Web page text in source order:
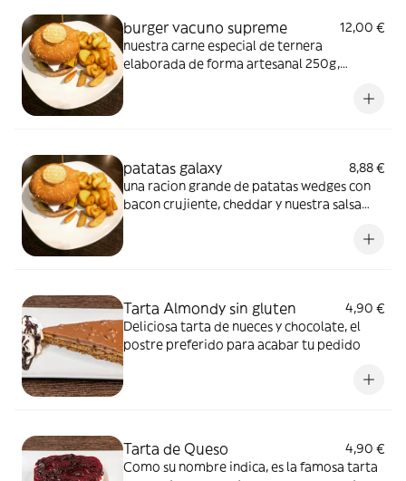
burger vacuno supreme
12,00 €
nuestra carne especial de ternera
elaborada de forma artesanal 250g,
patatas galaxy
8,88 €
una racion grande de patatas wedges con
bacon crujiente, cheddar y nuestra salsa
Tarta Almondy sin gluten
4,90 €
Deliciosa tarta de nueces y chocolate, el
postre preferido para acabar tu pedido
Tarta de Queso
4,90 €
Como su nombre indica, es la famosa tarta